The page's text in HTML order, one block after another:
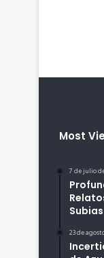
Most
7 de julio
Subias
23 de